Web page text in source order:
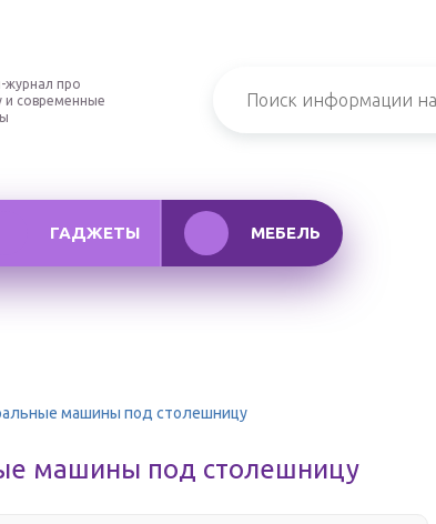
журнал про
и современные
ГАДЖЕТЫ МЕБЕЛЬ
машины под столешницу
машины под столешницу